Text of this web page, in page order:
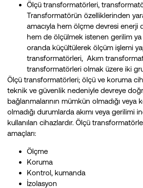
Ölçü transformatörleri,
Transformatörün özelliklerinden
amacıyla hem ölçme devresi enerji
hem de ölçülmek istenen gerilim ya
oranda küçültülerek ölçüm işlemi
transformatörleri, Akım
transformatörleri olmak üzere iki
Ölçü transformatörleri; ölçü ve koruma
teknik ve güvenlik nedeniyle devreye
bağlanmalarının mümkün olmadığı veya
olmadığı durumlarda akımı veya gerilimi
kullanılan cihazlardır. Ölçü
amaçları:
Ölçme
Koruma
Kontrol, kumanda
İzolasyon